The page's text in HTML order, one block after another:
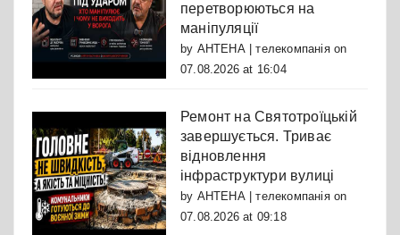
перетворюються на
маніпуляції
by АНТЕНА | телекомпаніяon
07.08.2026 at 16:04
Ремонт на Святотроїцькій
завершується. Триває
відновлення
інфраструктури вулиці
by АНТЕНА | телекомпаніяon
07.08.2026 at 09:18